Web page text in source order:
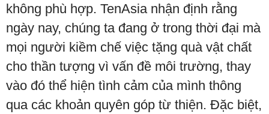
không phù hợp. TenAsia nhận định rằng
ngày nay, chúng ta đang ở trong thời đại mà
mọi người kiềm chế việc tặng quà vật chất
cho thần tượng vì vấn đề môi trường, thay
vào đó thể hiện tình cảm của mình thông
qua các khoản quyên góp từ thiện. Đặc biệt,